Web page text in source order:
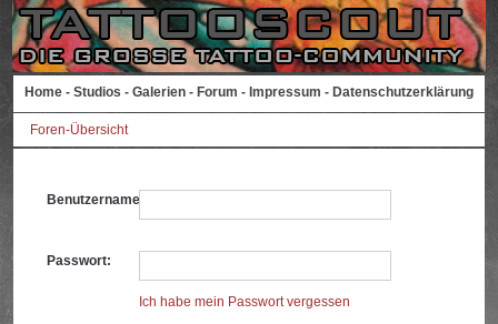
Home - Studios - Galerien - Forum - Impressum - Datenschutzerklärung
Foren-Übersicht
Benutzername:
Passwort:
Ich habe mein Passwort vergessen